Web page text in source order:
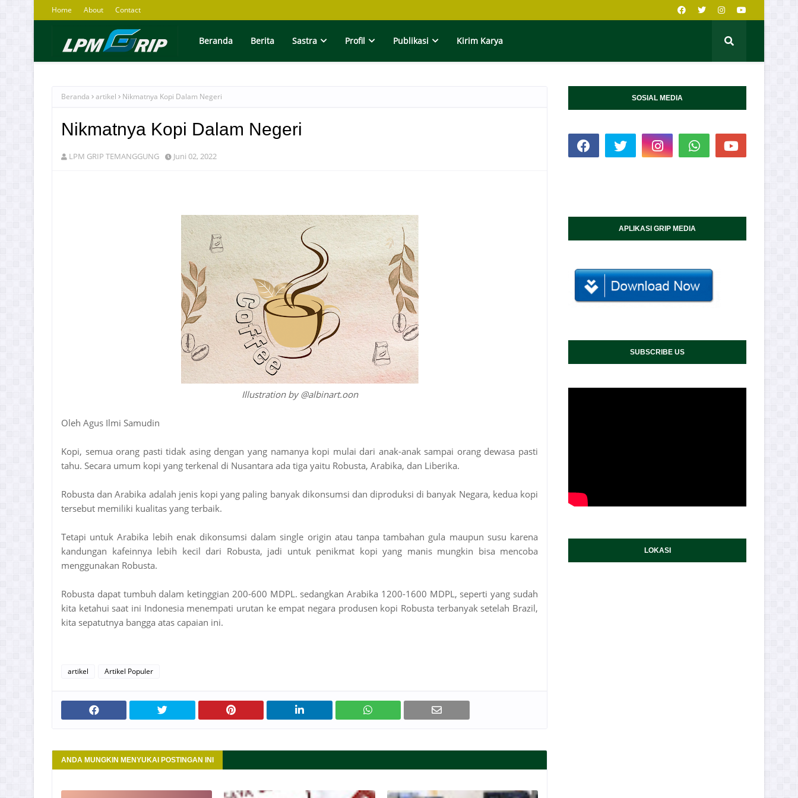
Home About Contact
Beranda Berita Sastra Profil Publikasi Kirim Karya
Beranda artikel Nikmatnya Kopi Dalam Negeri
Nikmatnya Kopi Dalam Negeri
LPM GRIP TEMANGGUNG Juni 02, 2022
Illustration by @albinart.oon
Oleh Agus Ilmi Samudin
Kopi, semua orang pasti tidak asing dengan yang namanya kopi mulai dari anak-anak sampai orang dewasa pasti
tahu. Secara umum kopi yang terkenal di Nusantara ada tiga yaitu Robusta, Arabika, dan Liberika.
Robusta dan Arabika adalah jenis kopi yang paling banyak dikonsumsi dan diproduksi di banyak Negara, kedua kopi
tersebut memiliki kualitas yang terbaik.
Tetapi untuk Arabika lebih enak dikonsumsi dalam single origin atau tanpa tambahan gula maupun susu karena
kandungan kafeinnya lebih kecil dari Robusta, jadi untuk penikmat kopi yang manis mungkin bisa mencoba
menggunakan Robusta.
Robusta dapat tumbuh dalam ketinggian 200-600 MDPL. sedangkan Arabika 1200-1600 MDPL, seperti yang sudah
kita ketahui saat ini Indonesia menempati urutan ke empat negara produsen kopi Robusta terbanyak setelah Brazil,
kita sepatutnya bangga atas capaian ini.
artikel Artikel Populer
ANDA MUNGKIN MENYUKAI POSTINGAN INI
SOSIAL MEDIA
APLIKASI GRIP MEDIA
SUBSCRIBE US
LOKASI